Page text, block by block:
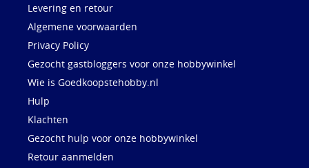
Levering en retour
Algemene voorwaarden
Privacy Policy
Gezocht gastbloggers voor onze hobbywinkel
Wie is Goedkoopstehobby.nl
Hulp
Klachten
Gezocht hulp voor onze hobbywinkel
Retour aanmelden